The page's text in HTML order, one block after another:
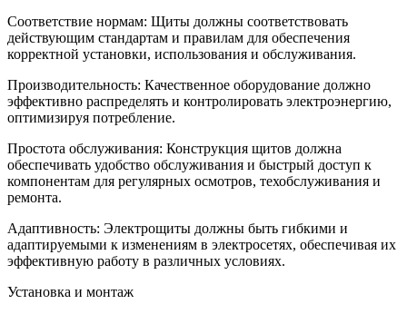
Соответствие нормам: Щиты должны соответствовать
действующим стандартам и правилам для обеспечения
корректной установки, использования и обслуживания.
Производительность: Качественное оборудование должно
эффективно распределять и контролировать электроэнергию,
оптимизируя потребление.
Простота обслуживания: Конструкция щитов должна
обеспечивать удобство обслуживания и быстрый доступ к
компонентам для регулярных осмотров, техобслуживания и
ремонта.
Адаптивность: Электрощиты должны быть гибкими и
адаптируемыми к изменениям в электросетях, обеспечивая их
эффективную работу в различных условиях.
Установка и монтаж